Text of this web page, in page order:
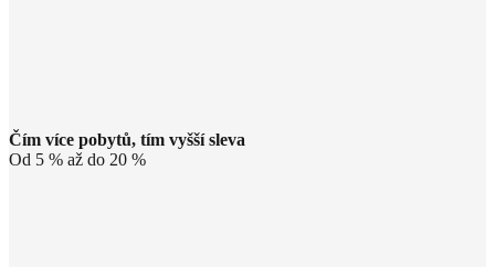
Čím více pobytů, tím vyšší sleva
Od 5 % až do 20 %